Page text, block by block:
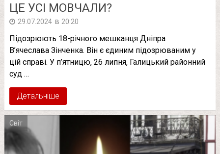
ЦЕ УCІ МОВЧАЛИ?
29.07.2024 в 20:20
Підозрюють 18-річного мешканця Дніпра
В’ячеслава Зінченка. Він є єдиним підозрюваним у
цій справі. У п’ятницю, 26 липня, Галицький районний
суд …
Детальніше
Світ